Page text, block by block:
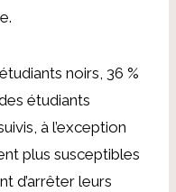
noirs, 36 %
étudiants
à l’exception
plus susceptibles
d’arrêter leurs